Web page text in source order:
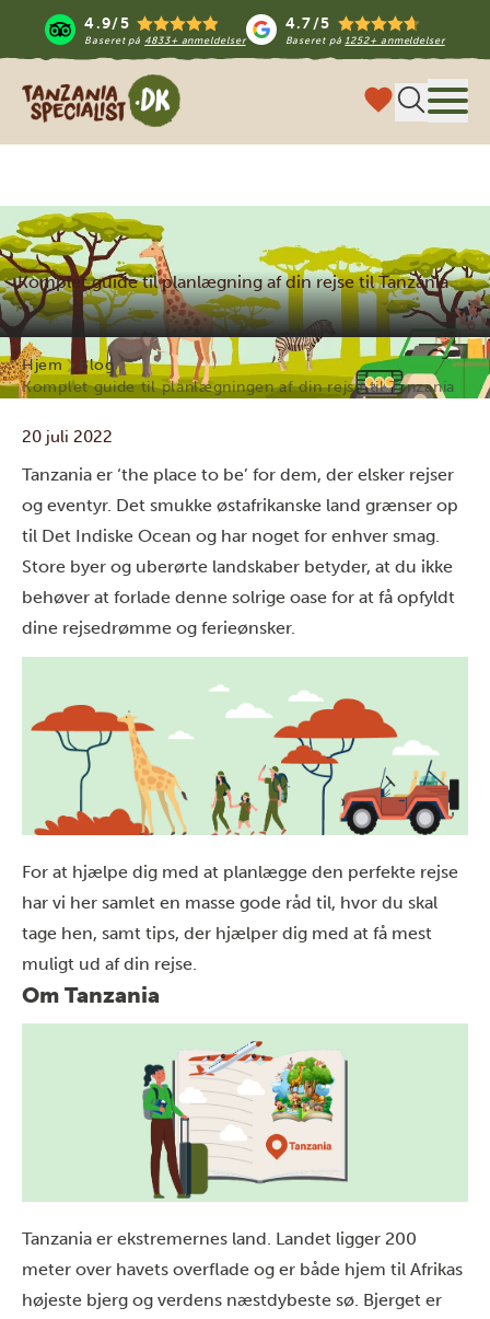
4.9/5
Baseret på 4833+ anmeldelser
4.7/5
Baseret på1252+ anmeldelser
Tanzania Specialist
Komplet guide til planlægning af din rejse til Tanzania
Hjem
Blog
Komplet guide til planlægningen af din rejse til Tanzania
20 juli 2022
Tanzania er ‘the place to be’ for dem, der elsker rejser
og eventyr. Det smukke østafrikanske land grænser op
til Det Indiske Ocean og har noget for enhver smag.
Store byer og uberørte landskaber betyder, at du ikke
behøver at forlade denne solrige oase for at få opfyldt
dine rejsedrømme og ferieønsker.
For at hjælpe dig med at planlægge den perfekte rejse
har vi her samlet en masse gode råd til, hvor du skal
tage hen, samt tips, der hjælper dig med at få mest
muligt ud af din rejse.
Om Tanzania
Tanzania er ekstremernes land. Landet ligger 200
meter over havets overflade og er både hjem til Afrikas
højeste bjerg og verdens næstdybeste sø. Bjerget er